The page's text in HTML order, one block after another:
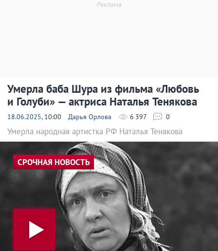
Умерла баба Шура из фильма «Любовь
и Голуби» — актриса Наталья Тенякова
18.06.2025, 10:00 Дарья Орлова 6 397 0
Умерла народная артистка РФ Наталья Тенякова
СРОЧНАЯ НОВОСТЬ